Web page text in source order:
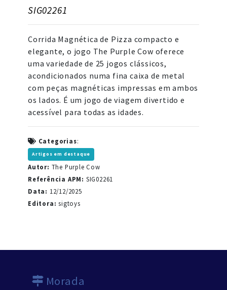
SIG02261
Corrida Magnética de Pizza compacto e
elegante, o jogo The Purple Cow oferece
uma variedade de 25 jogos clássicos,
acondicionados numa fina caixa de metal
com peças magnéticas impressas em ambos
os lados. É um jogo de viagem divertido e
acessível para todas as idades.
Categorias:
Artigos em destaque
Autor: The Purple Cow
Referência APM: SIG02261
Data: 12/12/2025
Editora: sigtoys
Morada